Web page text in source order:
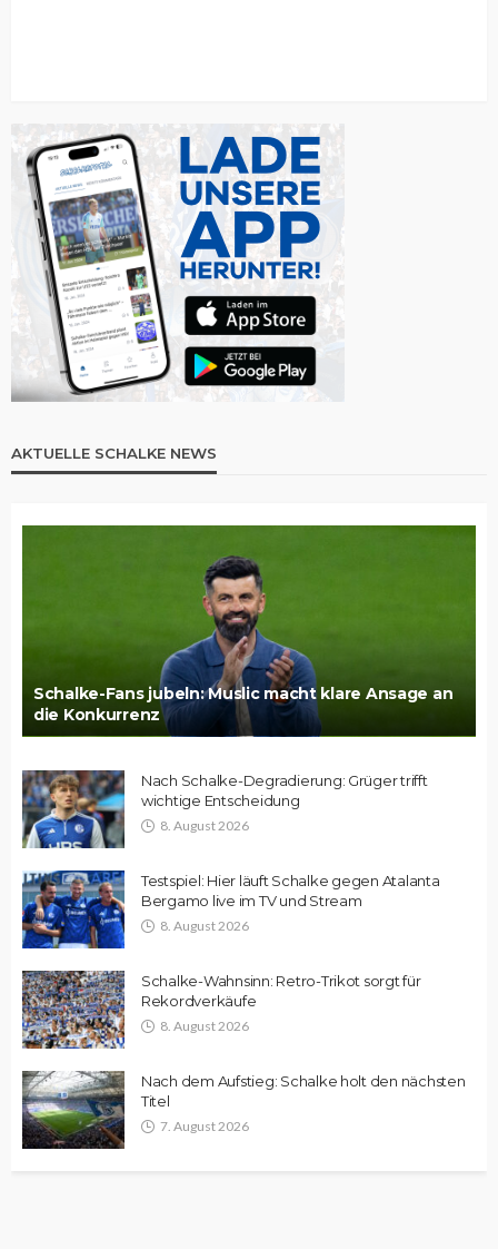
AKTUELLE SCHALKE NEWS
Schalke-Fans jubeln: Muslic macht klare Ansage an
die Konkurrenz
Nach Schalke-Degradierung: Grüger trifft
wichtige Entscheidung
8. August 2026
Testspiel: Hier läuft Schalke gegen Atalanta
Bergamo live im TV und Stream
8. August 2026
Schalke-Wahnsinn: Retro-Trikot sorgt für
Rekordverkäufe
8. August 2026
Nach dem Aufstieg: Schalke holt den nächsten
Titel
7. August 2026